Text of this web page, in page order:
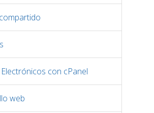
con cPanel
web